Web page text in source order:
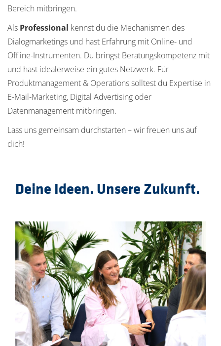
Bereich mitbringen.
Als Professional kennst du die Mechanismen des
Dialogmarketings und hast Erfahrung mit Online- und
Offline-Instrumenten. Du bringst Beratungskompetenz mit
und hast idealerweise ein gutes Netzwerk. Für
Produktmanagement & Operations solltest du Expertise in
E-Mail-Marketing, Digital Advertising oder
Datenmanagement mitbringen.
Lass uns gemeinsam durchstarten – wir freuen uns auf
dich!
Deine Ideen. Unsere Zukunft.